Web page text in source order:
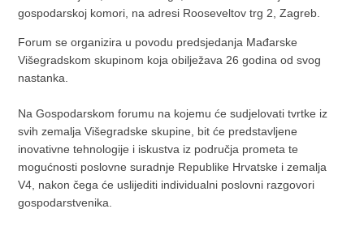
gospodarskoj komori, na adresi Rooseveltov trg 2, Zagreb.
Forum se organizira u povodu predsjedanja Mađarske
Višegradskom skupinom koja obilježava 26 godina od svog
nastanka.
Na Gospodarskom forumu na kojemu će sudjelovati tvrtke iz
svih zemalja Višegradske skupine, bit će predstavljene
inovativne tehnologije i iskustva iz područja prometa te
mogućnosti poslovne suradnje Republike Hrvatske i zemalja
V4, nakon čega će uslijediti individualni poslovni razgovori
gospodarstvenika.